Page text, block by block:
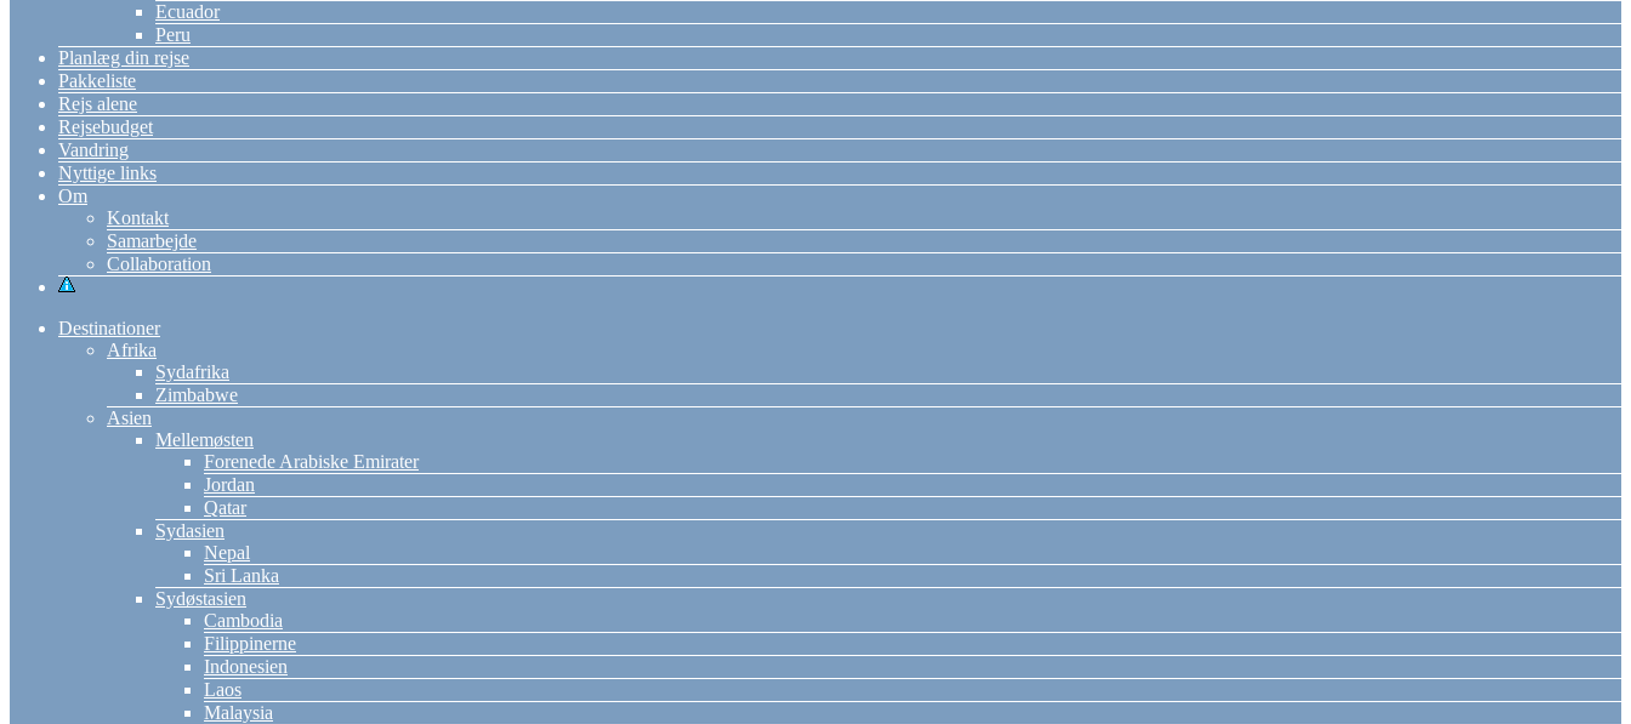
Ecuador
Peru
Planlæg din rejse
Pakkeliste
Rejs alene
Rejsebudget
Vandring
Nyttige links
Om
Kontakt
Samarbejde
Collaboration
Destinationer
Afrika
Sydafrika
Zimbabwe
Asien
Mellemøsten
Forenede Arabiske Emirater
Jordan
Qatar
Sydasien
Nepal
Sri Lanka
Sydøstasien
Cambodia
Filippinerne
Indonesien
Laos
Malaysia